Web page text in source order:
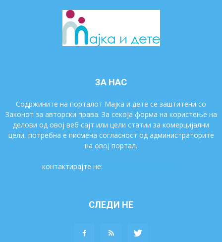
ЗА НАС
Содржините на порталот Мајка и дете се заштитени со
Законот за авторски права. За секоја форма на користење на
делови од овој веб сајт или цели статии за комерцијални
цели, потребна е писмена согласност од администраторите
на овој портал.
контактирајте не:
СЛЕДИ НЕ